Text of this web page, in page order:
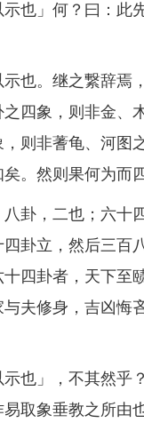
」何？曰：此先
。继之繋辞焉，
四象，则非金、
则非蓍龟、河图
。然则果何为而
，二也；六十四
卦立，然后三百
四卦者，天下至
夫修身，吉凶悔
」，不其然乎？
取象垂教之所由